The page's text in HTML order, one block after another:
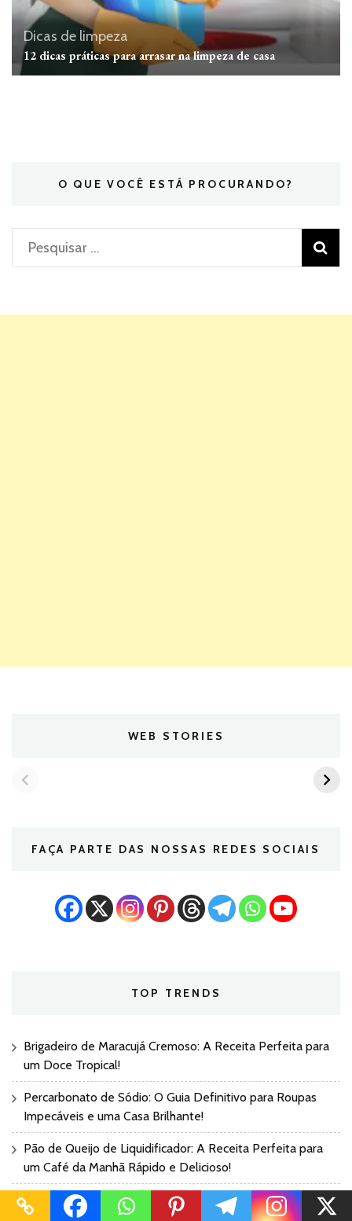
Dicas de limpeza
12 dicas práticas para arrasar na limpeza de casa
O QUE VOCÊ ESTÁ PROCURANDO?
Pesquisar
por:
WEB STORIES
FAÇA PARTE DAS NOSSAS REDES SOCIAIS
TOP TRENDS
Brigadeiro de Maracujá Cremoso: A Receita Perfeita para
um Doce Tropical!
Percarbonato de Sódio: O Guia Definitivo para Roupas
Impecáveis e uma Casa Brilhante!
Pão de Queijo de Liquidificador: A Receita Perfeita para
um Café da Manhã Rápido e Delicioso!
Bolos para o Dia dos Pais: 4 Receitas Incríveis para um
Abraço Saboroso